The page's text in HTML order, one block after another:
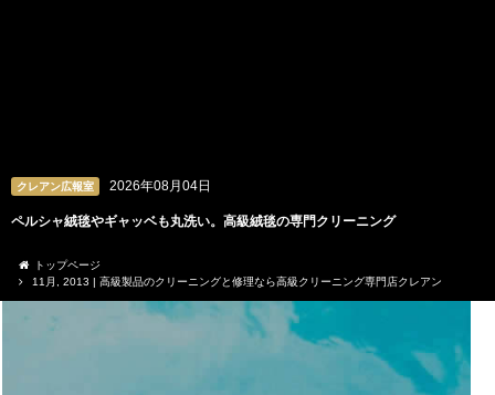
クレアン広報室 2026年08月04日
ペルシャ絨毯やギャッベも丸洗い。高級絨毯の専門クリーニング
トップページ
11月, 2013 | 高級製品のクリーニングと修理なら高級クリーニング専門店クレアン